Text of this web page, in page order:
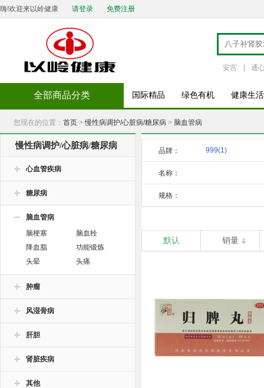
嗨!欢迎来以岭健康 请登录 免费注册
安宫 通
全部商品分类 国际精品 绿色有机 健康生活
您现在的位置： 首页 >慢性病调护/心脏病/糖尿病 > 脑血管病
慢性病调护/心脏病/糖尿病
心血管疾病
糖尿病
脑血管病
脑梗塞
脑血栓
降血脂
功能锻炼
头晕
头痛
肿瘤
风湿骨病
肝胆
肾脏疾病
其他
品牌： 999(1)
名称：
规格：
默认 销量